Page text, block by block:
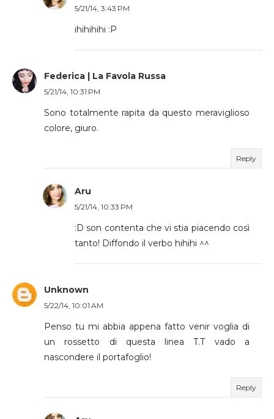
5/21/14, 3:43 PM
ihihihihi :P
Federica | La Favola Russa
5/21/14, 10:31 PM
Sono totalmente rapita da questo meraviglioso
colore, giuro.
Reply
Aru
5/21/14, 10:33 PM
:D son contenta che vi stia piacendo così
tanto! Diffondo il verbo hihihi ^^
Unknown
5/22/14, 10:01 AM
Penso tu mi abbia appena fatto venir voglia di
un rossetto di questa linea T.T vado a
nascondere il portafoglio!
Reply